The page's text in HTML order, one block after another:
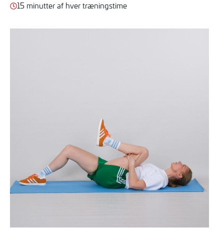
15 minutter af hver træningstime